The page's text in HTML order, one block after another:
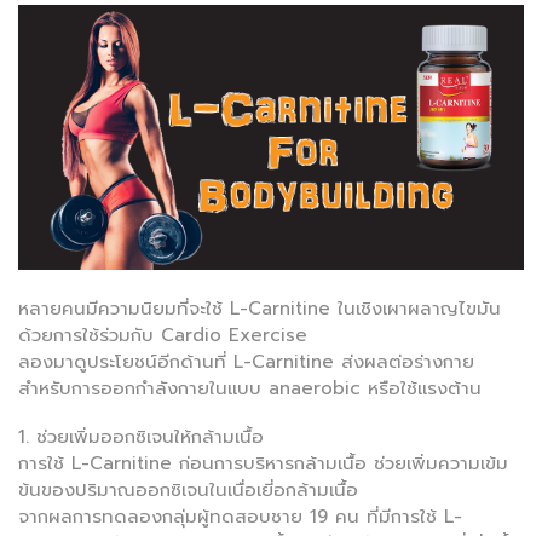
หลายคนมีความนิยมที่จะใช้ L-Carnitine ในเชิงเผาผลาญไขมัน
ด้วยการใช้ร่วมกับ Cardio Exercise
ลองมาดูประโยชน์อีกด้านที่ L-Carnitine ส่งผลต่อร่างกาย
สำหรับการออกกำลังกายในแบบ anaerobic หรือใช้แรงต้าน
1. ช่วยเพิ่มออกซิเจนให้กล้ามเนื้อ
การใช้ L-Carnitine ก่อนการบริหารกล้ามเนื้อ ช่วยเพิ่มความเข้ม
ข้นของปริมาณออกซิเจนในเนื่อเยี่อกล้ามเนื้อ
จากผลการทดลองกลุ่มผู้ทดสอบชาย 19 คน ที่มีการใช้ L-